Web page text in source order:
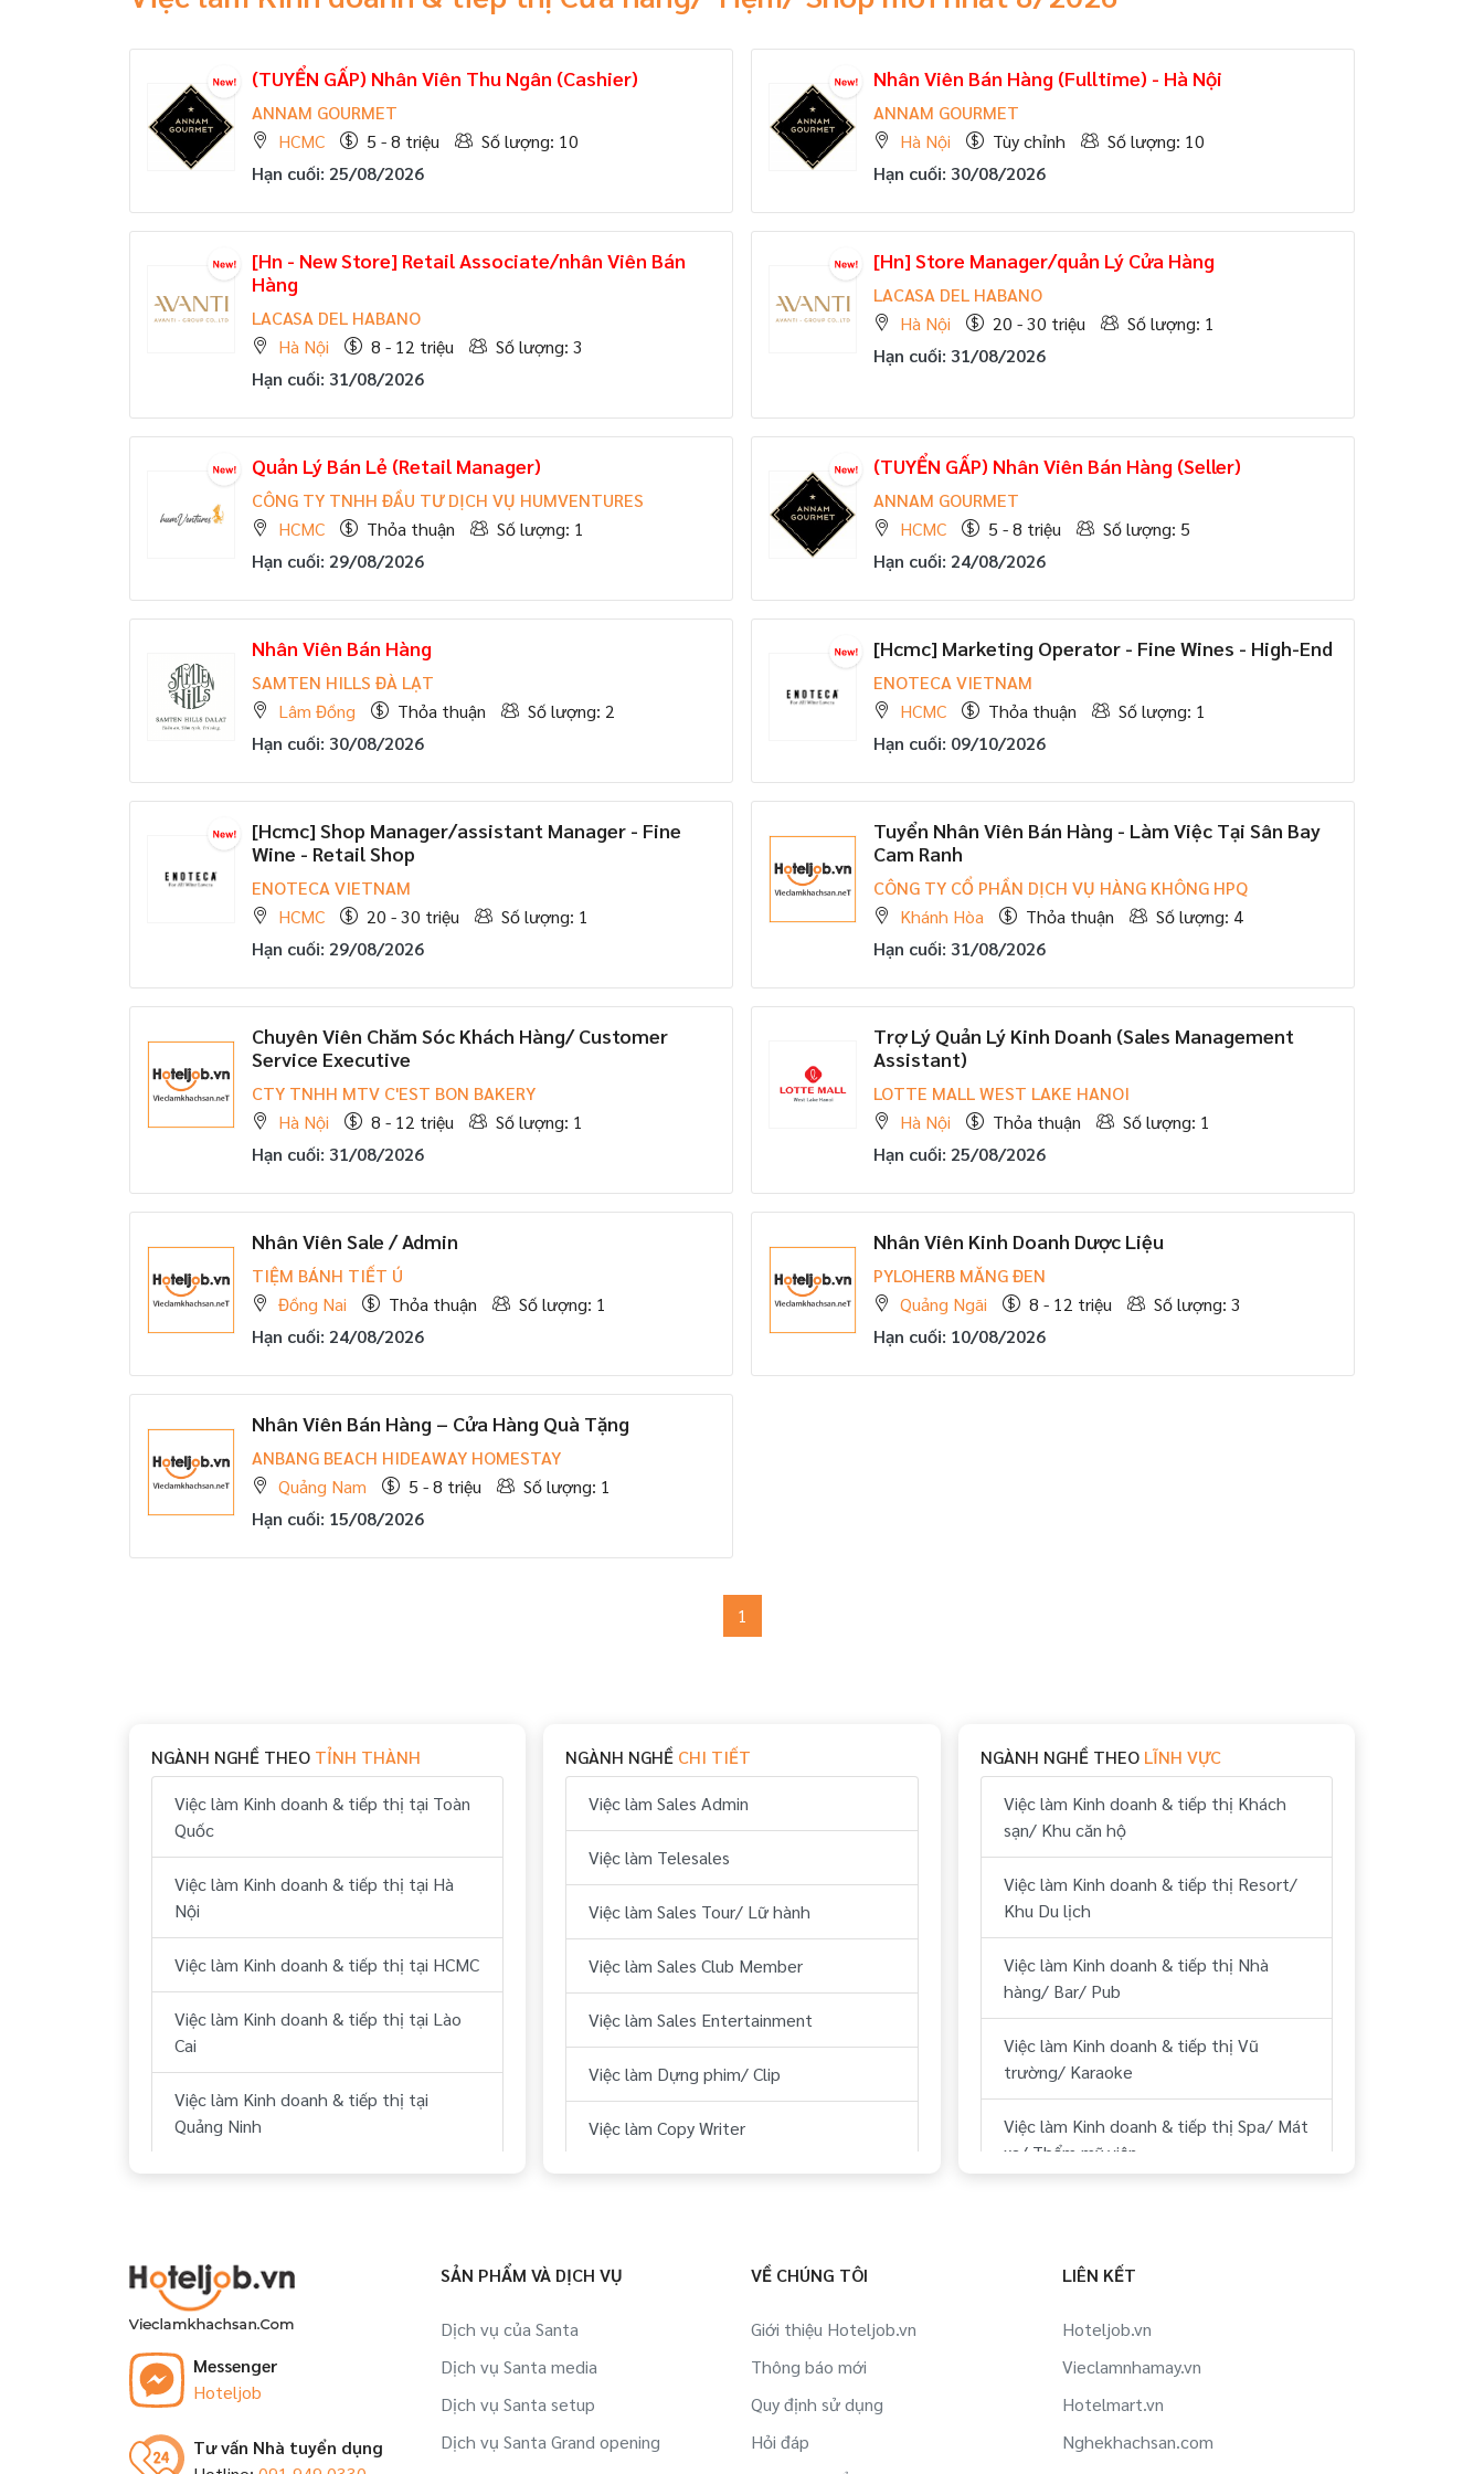
(TUYỂN GẤP) Nhân Viên Thu Ngân (Cashier)
ANNAM GOURMET
HCMC
5 - 8 triệu
Số lượng: 10
Hạn cuối: 25/08/2026
Nhân Viên Bán Hàng (Fulltime) - Hà Nội
ANNAM GOURMET
Hà Nội
Tùy chỉnh
Số lượng: 10
Hạn cuối: 30/08/2026
[Hn - New Store] Retail Associate/nhân Viên Bán
Hàng
LACASA DEL HABANO
Hà Nội
8 - 12 triệu
Số lượng: 3
Hạn cuối: 31/08/2026
[Hn] Store Manager/quản Lý Cửa Hàng
LACASA DEL HABANO
Hà Nội
20 - 30 triệu
Số lượng: 1
Hạn cuối: 31/08/2026
Quản Lý Bán Lẻ (Retail Manager)
CÔNG TY TNHH ĐẦU TƯ DỊCH VỤ HUMVENTURES
HCMC
Thỏa thuận
Số lượng: 1
Hạn cuối: 29/08/2026
(TUYỂN GẤP) Nhân Viên Bán Hàng (Seller)
ANNAM GOURMET
HCMC
5 - 8 triệu
Số lượng: 5
Hạn cuối: 24/08/2026
Nhân Viên Bán Hàng
SAMTEN HILLS ĐÀ LẠT
Lâm Đồng
Thỏa thuận
Số lượng: 2
Hạn cuối: 30/08/2026
[Hcmc] Marketing Operator - Fine Wines - High-End
ENOTECA VIETNAM
HCMC
Thỏa thuận
Số lượng: 1
Hạn cuối: 09/10/2026
[Hcmc] Shop Manager/assistant Manager - Fine
Wine - Retail Shop
ENOTECA VIETNAM
HCMC
20 - 30 triệu
Số lượng: 1
Hạn cuối: 29/08/2026
Tuyển Nhân Viên Bán Hàng - Làm Việc Tại Sân Bay
Cam Ranh
CÔNG TY CỔ PHẦN DỊCH VỤ HÀNG KHÔNG HPQ
Khánh Hòa
Thỏa thuận
Số lượng: 4
Hạn cuối: 31/08/2026
Chuyên Viên Chăm Sóc Khách Hàng/ Customer
Service Executive
CTY TNHH MTV C'EST BON BAKERY
Hà Nội
8 - 12 triệu
Số lượng: 1
Hạn cuối: 31/08/2026
Trợ Lý Quản Lý Kinh Doanh (Sales Management
Assistant)
LOTTE MALL WEST LAKE HANOI
Hà Nội
Thỏa thuận
Số lượng: 1
Hạn cuối: 25/08/2026
Nhân Viên Sale / Admin
TIỆM BÁNH TIẾT Ú
Đồng Nai
Thỏa thuận
Số lượng: 1
Hạn cuối: 24/08/2026
Nhân Viên Kinh Doanh Dược Liệu
PYLOHERB MĂNG ĐEN
Quảng Ngãi
8 - 12 triệu
Số lượng: 3
Hạn cuối: 10/08/2026
Nhân Viên Bán Hàng – Cửa Hàng Quà Tặng
ANBANG BEACH HIDEAWAY HOMESTAY
Quảng Nam
5 - 8 triệu
Số lượng: 1
Hạn cuối: 15/08/2026
1
NGÀNH NGHỀ THEO TỈNH THÀNH
Việc làm Kinh doanh & tiếp thị tại Toàn
Quốc
Việc làm Kinh doanh & tiếp thị tại Hà
Nội
Việc làm Kinh doanh & tiếp thị tại HCMC
Việc làm Kinh doanh & tiếp thị tại Lào
Cai
Việc làm Kinh doanh & tiếp thị tại
Quảng Ninh
Việc làm Kinh doanh & tiếp thị tại Ninh
Bình
Việc làm Kinh doanh & tiếp thị tại Huế
Việc làm Kinh doanh & tiếp thị tại Đà
NGÀNH NGHỀ CHI TIẾT
Việc làm Sales Admin
Việc làm Telesales
Việc làm Sales Tour/ Lữ hành
Việc làm Sales Club Member
Việc làm Sales Entertainment
Việc làm Dựng phim/ Clip
Việc làm Copy Writer
Việc làm Online Marketing
Việc làm Sales Tiệc
Việc làm Sales Corp.
NGÀNH NGHỀ THEO LĨNH VỰC
Việc làm Kinh doanh & tiếp thị Khách
sạn/ Khu căn hộ
Việc làm Kinh doanh & tiếp thị Resort/
Khu Du lịch
Việc làm Kinh doanh & tiếp thị Nhà
hàng/ Bar/ Pub
Việc làm Kinh doanh & tiếp thị Vũ
trường/ Karaoke
Việc làm Kinh doanh & tiếp thị Spa/ Mát
xa/ Thẩm mỹ viện
Việc làm Kinh doanh & tiếp thị Thể
hình/ phòng tập
Việc làm Kinh doanh & tiếp thị Công ty
Du lịch, lữ hành, phòng vé
không/ Sân bay
Messenger
Hoteljob
Tư vấn Nhà tuyển dụng
SẢN PHẨM VÀ DỊCH VỤ
Dịch vụ của Santa
Dịch vụ Santa media
Dịch vụ Santa setup
Dịch vụ Santa Grand opening
VỀ CHÚNG TÔI
Giới thiệu Hoteljob.vn
Thông báo mới
Quy định sử dụng
Hỏi đáp
LIÊN KẾT
Hoteljob.vn
Vieclamnhamay.vn
Hotelmart.vn
Nghekhachsan.com